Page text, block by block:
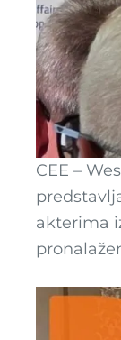
CEE –
akterima